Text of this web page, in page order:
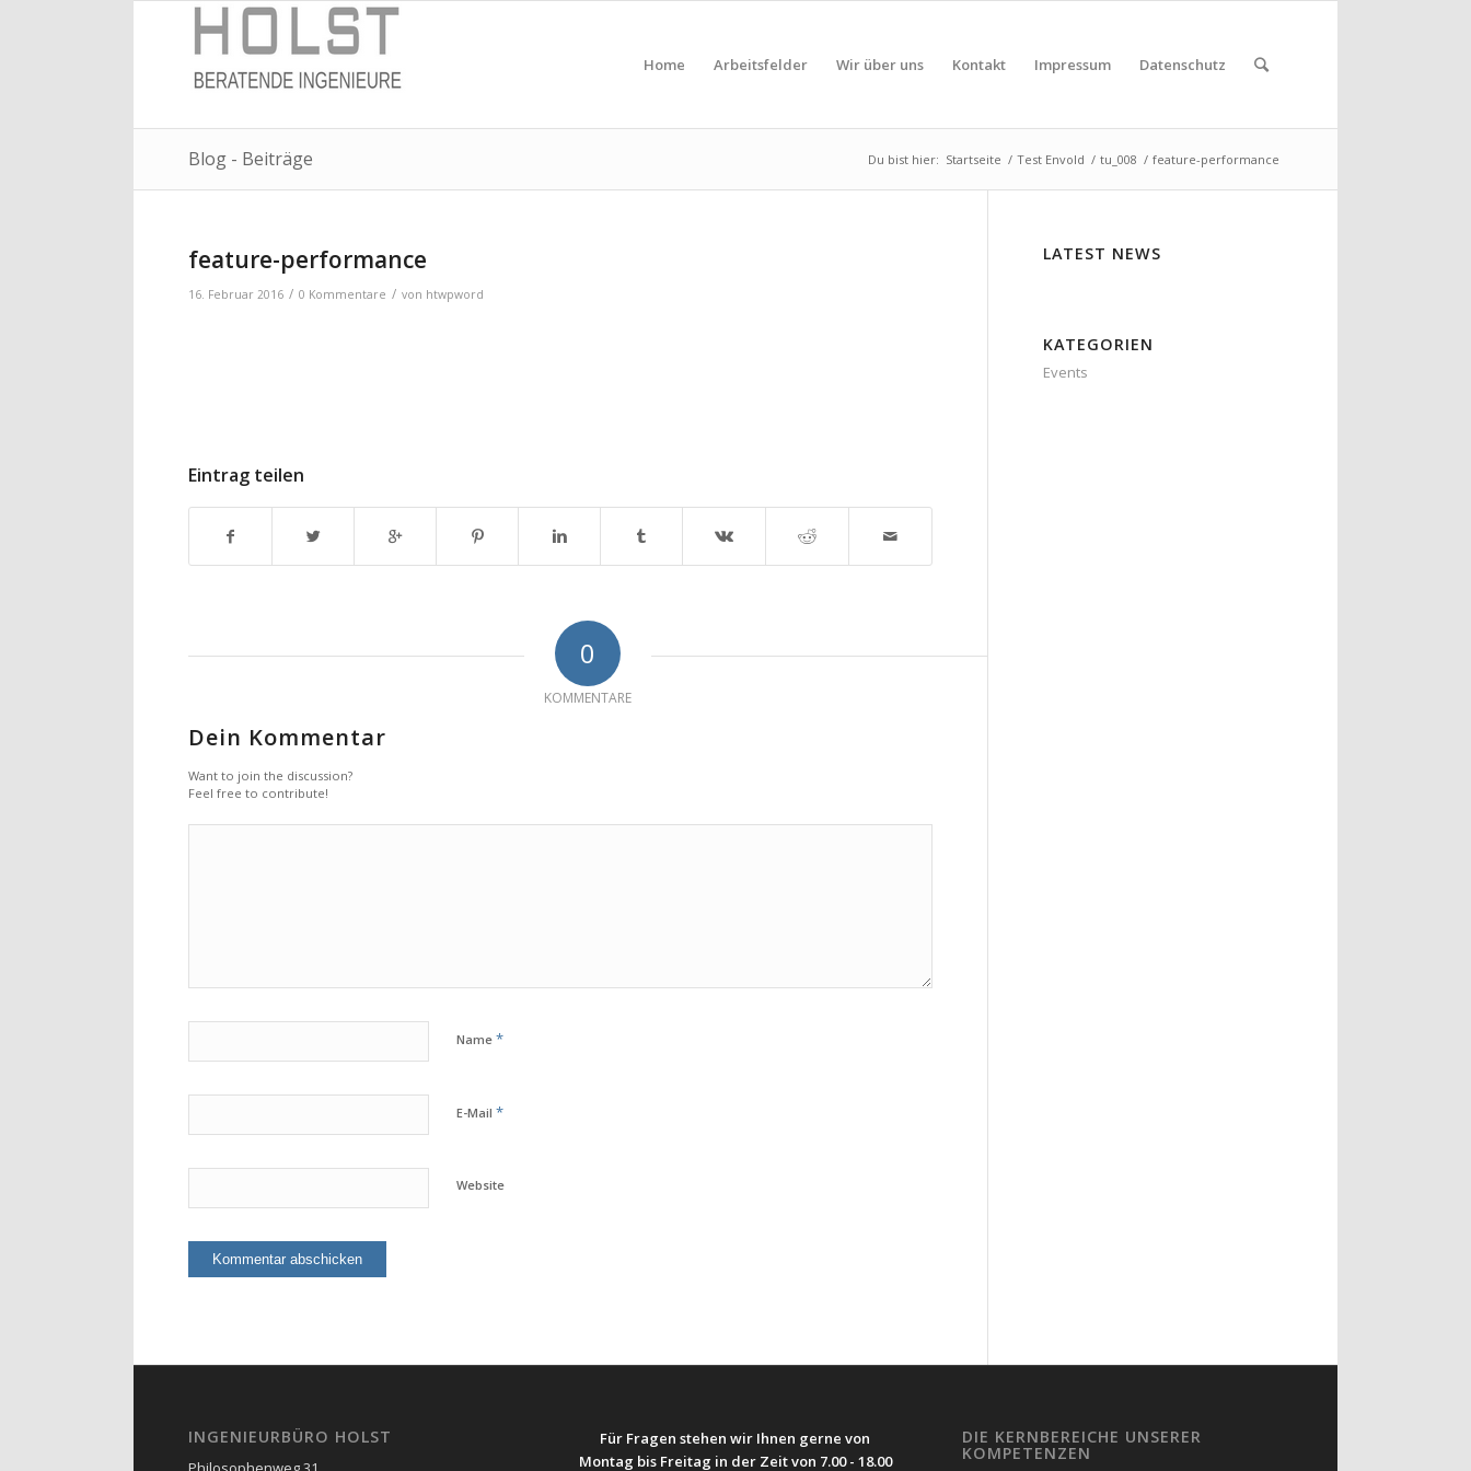
Home Arbeitsfelder Wir über uns Kontakt Impressum Datenschutz
Blog - Beiträge Du bist hier: Startseite / Test Envold / tu_008 / feature-performance
feature-performance
16. Februar 2016 / 0 Kommentare / von htwpword
Eintrag teilen
0
KOMMENTARE
Dein Kommentar
Want to join the discussion?
Feel free to contribute!
Name *
E-Mail *
Website
LATEST NEWS
KATEGORIEN
Events
INGENIEURBÜRO HOLST
Für Fragen stehen wir Ihnen gerne von
Montag bis Freitag in der Zeit von 7.00 - 18.00
DIE KERNBEREICHE UNSERER
KOMPETENZEN